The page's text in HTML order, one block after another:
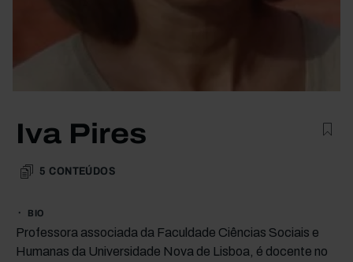
Iva Pires
5 CONTEÚDOS
BIO
Professora associada da Faculdade Ciências Sociais e
Humanas da Universidade Nova de Lisboa, é docente no